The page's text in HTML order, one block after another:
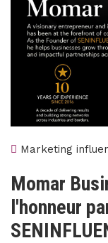
Marketing
Momar
l'honneur